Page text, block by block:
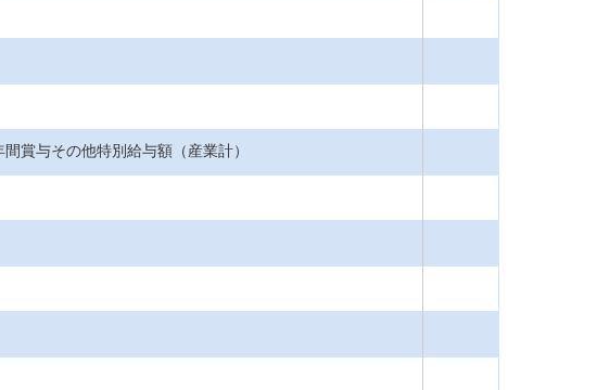
賞与その他特別給与額（産業計）